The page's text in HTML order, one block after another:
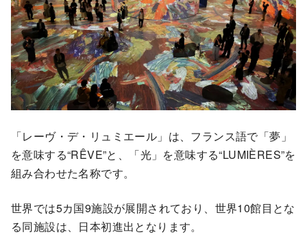
「レーヴ・デ・リュミエール」は、フランス語で「夢」
を意味する“RÊVE”と、「光」を意味する“LUMIÈRES”を
組み合わせた名称です。
世界では5カ国9施設が展開されており、世界10館目とな
る同施設は、日本初進出となります。